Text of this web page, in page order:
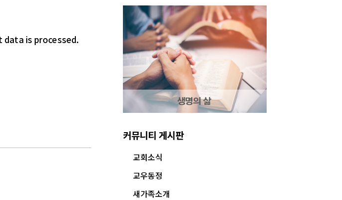
data is processed.
커뮤니티 게시판
교회소식
교우동정
새가족소개